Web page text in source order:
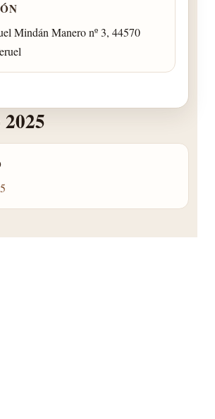
Mindán Manero nº 3, 44570